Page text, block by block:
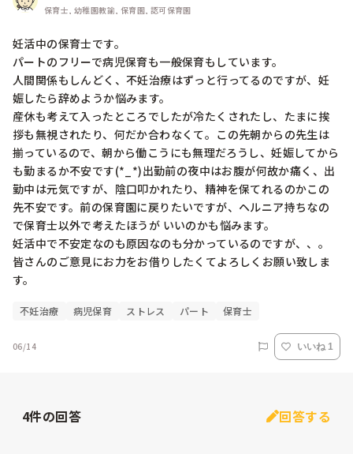
保育士, 幼稚園教諭, 保育園, 認可保育園
妊活中の保育士です。
パートのフリーで病児保育も一般保育もしています。
人間関係もしんどく、不妊治療はずっと行ってるのですが、妊
娠したら辞めようか悩みます。
産休も考えて入ったところでしたが冷たくされたし、たまに挨
拶も無視されたり、何だか合わなくて。この先朝からの先生は
揃っているので、朝から働こうにも無理だろうし、妊娠してから
も勤まるか不安です(*_*)出勤前の夜中はお腹が何故か痛く、出
勤中は元気ですが、陰口叩かれたり、精神を保てれるのかこの
先不安です。前の保育園に戻りたいですが、ヘルニア持ちなの
で保育士以外で考えたほうが いいのかも悩みます。
妊活中で不安定なのも原因なのも分かっているのですが、、。
皆さんのご意見にお力をお借りしたくてよろしくお願い致しま
す。
不妊治療 病児保育 ストレス パート 保育士
06/14 いいね 1
4件の回答 回答する